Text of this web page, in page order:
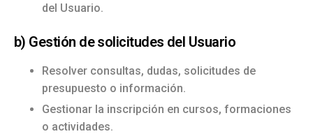
del Usuario.
b) Gestión de solicitudes del Usuario
Resolver consultas, dudas, solicitudes de
presupuesto o información.
Gestionar la inscripción en cursos, formaciones
o actividades.